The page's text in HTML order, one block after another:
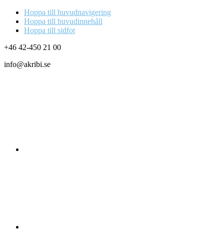
Hoppa till huvudnavigering
Hoppa till huvudinnehåll
Hoppa till sidfot
+46 42-450 21 00
info@akribi.se